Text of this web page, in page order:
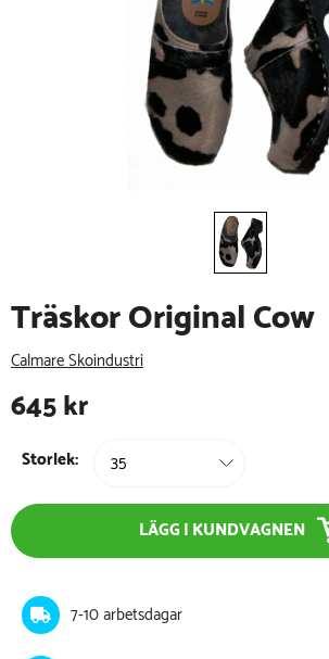
Träskor Original Cow
Calmare Skoindustri
645kr
Storlek:
LÄGG I KUNDVAGNEN
7-10 arbetsdagar